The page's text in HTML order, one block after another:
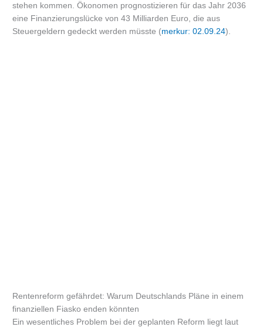
stehen kommen. Ökonomen prognostizieren für das Jahr 2036
eine Finanzierungslücke von 43 Milliarden Euro, die aus
Steuergeldern gedeckt werden müsste (merkur: 02.09.24).
Rentenreform gefährdet: Warum Deutschlands Pläne in einem
finanziellen Fiasko enden könnten
Ein wesentliches Problem bei der geplanten Reform liegt laut